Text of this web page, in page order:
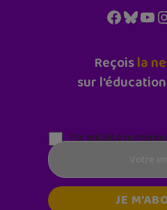
Reçoisla
sur
Parentalité